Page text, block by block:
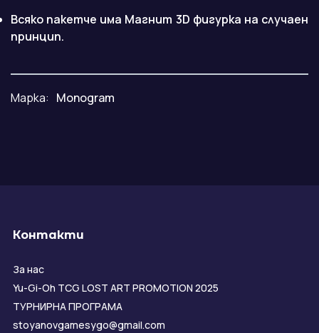
Всяко пакетче има Магнит 3D фигурка на случаен
принцип.
Марка: Monogram
Контакти
За нас
Yu-Gi-Oh TCG LOST ART PROMOTION 2025
ТУРНИРНА ПРОГРАМА
stoyanovgamesygo@gmail.com